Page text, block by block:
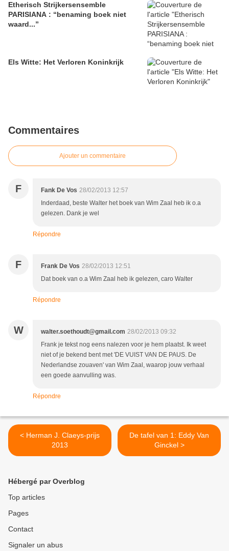
Etherisch Strijkersensemble
PARISIANA : “benaming boek niet
waard...”
Els Witte: Het Verloren Koninkrijk
Commentaires
Ajouter un commentaire
F Fank De Vos 28/02/2013 12:57
Inderdaad, beste Walter het boek van Wim Zaal heb ik o.a
gelezen. Dank je wel
Répondre
F Frank De Vos 28/02/2013 12:51
Dat boek van o.a Wim Zaal heb ik gelezen, caro Walter
Répondre
W walter.soethoudt@gmail.com 28/02/2013 09:32
Frank je tekst nog eens nalezen voor je hem plaatst. Ik weet
niet of je bekend bent met 'DE VUIST VAN DE PAUS. De
Nederlandse zouaven' van Wim Zaal, waarop jouw verhaal
een goede aanvulling was.
Répondre
< Herman J. Claeys-prijs
2013
De tafel van 1: Eddy Van
Ginckel >
Hébergé par Overblog
Top articles
Pages
Contact
Signaler un abus